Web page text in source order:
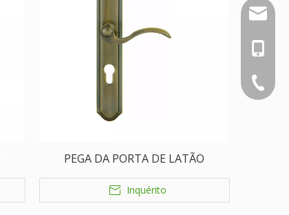
PEGA DA PORTA DE LATÃO
Inquérito
+86-